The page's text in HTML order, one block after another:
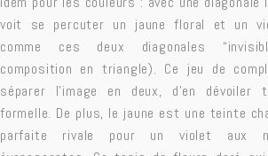
voit se percuter un jaune floral et un
comme ces deux diagonales
composition en triangle). Ce jeu de
séparer l’image en deux, d’en dévoiler
formelle. De plus, le jaune est une teinte
parfaite rivale pour un violet aux